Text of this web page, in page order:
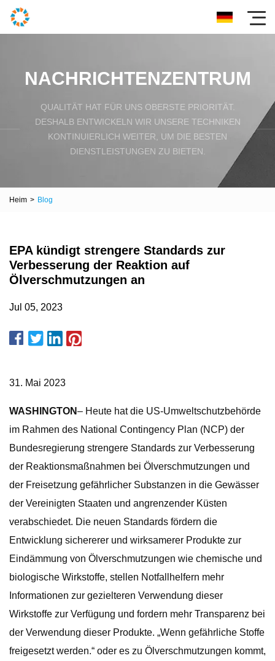
NACHRICHTENZENTRUM
QUALITÄT HAT FÜR UNS OBERSTE PRIORITÄT.
DESHALB ENTWICKELN WIR UNSERE TECHNIKEN
KONTINUIERLICH WEITER, UM DIE BESTEN
DIENSTLEISTUNGEN ZU BIETEN.
Heim > Blog
EPA kündigt strengere Standards zur
Verbesserung der Reaktion auf
Ölverschmutzungen an
Jul 05, 2023
31. Mai 2023
WASHINGTON– Heute hat die US-Umweltschutzbehörde
im Rahmen des National Contingency Plan (NCP) der
Bundesregierung strengere Standards zur Verbesserung
der Reaktionsmaßnahmen bei Ölverschmutzungen und
der Freisetzung gefährlicher Substanzen in die Gewässer
der Vereinigten Staaten und angrenzender Küsten
verabschiedet. Die neuen Standards fördern die
Entwicklung sichererer und wirksamerer Produkte zur
Eindämmung von Ölverschmutzungen wie chemische und
biologische Wirkstoffe, stellen Notfallhelfern mehr
Informationen zur gezielteren Verwendung dieser
Wirkstoffe zur Verfügung und fordern mehr Transparenz bei
der Verwendung dieser Produkte. „Wenn gefährliche Stoffe
freigesetzt werden.“ oder es zu Ölverschmutzungen kommt,